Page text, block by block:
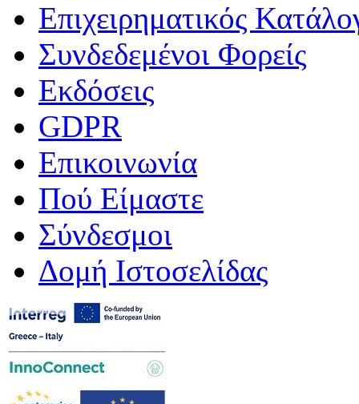
Επιχειρηματικός
Συνδεδεμένοι Φορείς
Εκδόσεις
GDPR
Επικοινωνία
Πού Είμαστε
Σύνδεσμοι
Δομή Ιστοσελίδας